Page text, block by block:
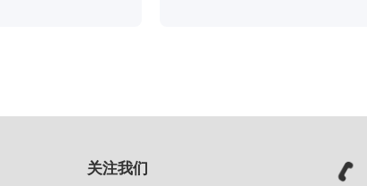
关注我们